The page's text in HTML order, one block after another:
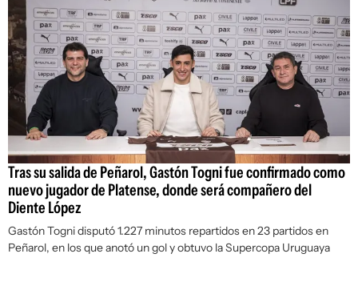
Tras su salida de Peñarol, Gastón Togni fue confirmado como
nuevo jugador de Platense, donde será compañero del
Diente López
Gastón Togni disputó 1.227 minutos repartidos en 23 partidos en
Peñarol, en los que anotó un gol y obtuvo la Supercopa Uruguaya